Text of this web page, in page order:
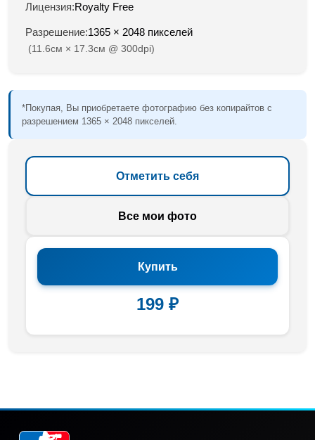
Лицензия:Royalty Free
Разрешение:1365 × 2048 пикселей
(11.6см × 17.3см @ 300dpi)
*Покупая, Вы приобретаете фотографию без копирайтов с
разрешением 1365 × 2048 пикселей.
Отметить себя
Все мои фото
Купить
199 ₽